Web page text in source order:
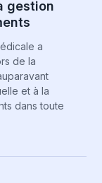
gestion
a
de la
et à la
dans toute